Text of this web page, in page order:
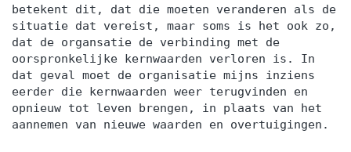
betekent dit, dat die moeten veranderen als de
situatie dat vereist, maar soms is het ook zo,
dat de organsatie de verbinding met de
oorspronkelijke kernwaarden verloren is. In
dat geval moet de organisatie mijns inziens
eerder die kernwaarden weer terugvinden en
opnieuw tot leven brengen, in plaats van het
aannemen van nieuwe waarden en overtuigingen.